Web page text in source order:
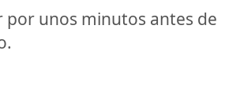
por unos minutos antes de